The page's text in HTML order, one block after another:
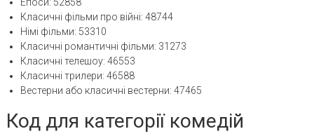
Класичні фільми про війні: 48744
Німі фільми: 53310
Класичні романтичні фільми: 31273
Класичні телешоу: 46553
Класичні трилери: 46588
Вестерни або класичні вестерни: 47465
Код для категорії комедій